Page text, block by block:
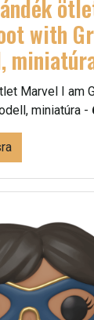
with
Marvel I am
miniatúra -